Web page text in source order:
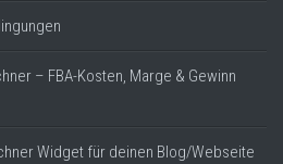
– FBA-Kosten, Marge & Gewinn
Widget für deinen Blog/Webseite